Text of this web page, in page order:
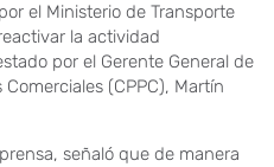
el Ministerio de Transporte
la actividad
por el Gerente General de
(CPPC), Martín
señaló que de manera